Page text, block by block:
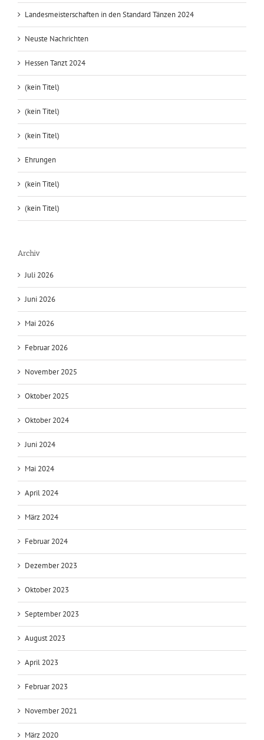
Landesmeisterschaften in den Standard Tänzen 2024
Neuste Nachrichten
Hessen Tanzt 2024
(kein Titel)
(kein Titel)
(kein Titel)
Ehrungen
(kein Titel)
(kein Titel)
Archiv
Juli 2026
Juni 2026
Mai 2026
Februar 2026
November 2025
Oktober 2025
Oktober 2024
Juni 2024
Mai 2024
April 2024
März 2024
Februar 2024
Dezember 2023
Oktober 2023
September 2023
August 2023
April 2023
Februar 2023
November 2021
März 2020